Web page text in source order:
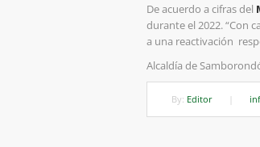
De acuerdo a cifras del
durante el 2022. “Con
a una reactivación
Alcaldía de
By: Editor